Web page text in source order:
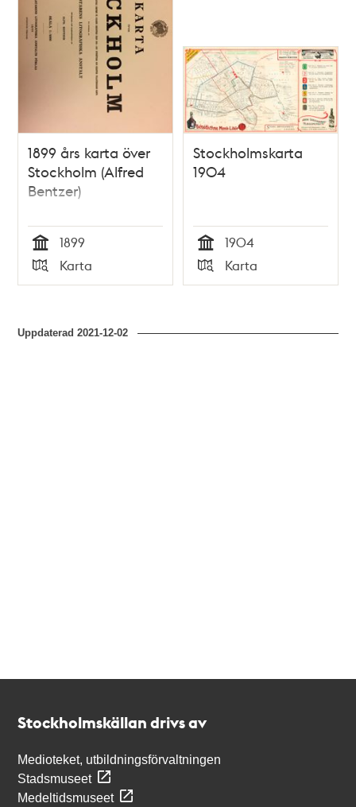
1899 års karta över
Stockholm (Alfred
Bentzer)
Tid
1899
Typ
Karta
Stockholmskarta
1904
Tid
1904
Typ
Karta
Uppdaterad2021-12-02
Stockholmskällan drivs av
Medioteket, utbildningsförvaltningen
Stadsmuseet
Medeltidsmuseet